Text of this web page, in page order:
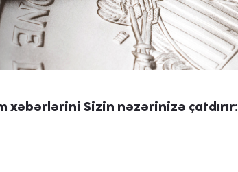
xəbərlərini Sizin nəzərinizə çatdırır: